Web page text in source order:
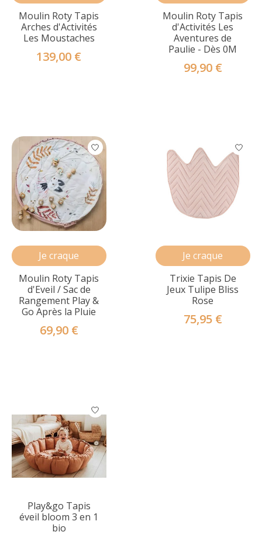
Moulin Roty Tapis
Arches d'Activités
Les Moustaches
139,00 €
Moulin Roty Tapis
d'Activités Les
Aventures de
Paulie - Dès 0M
99,90 €
Je craque
Moulin Roty Tapis
d'Eveil / Sac de
Rangement Play &
Go Après la Pluie
69,90 €
Je craque
Trixie Tapis De
Jeux Tulipe Bliss
Rose
75,95 €
Play&go Tapis
éveil bloom 3 en 1
bio